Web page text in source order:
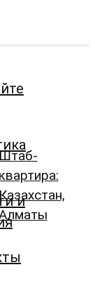
и
квартира: